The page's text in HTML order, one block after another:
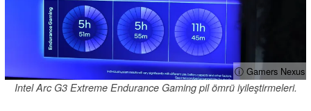
ⓘ Gamers Nexus
Intel Arc G3 Extreme Endurance Gaming pil ömrü iyileştirmeleri.